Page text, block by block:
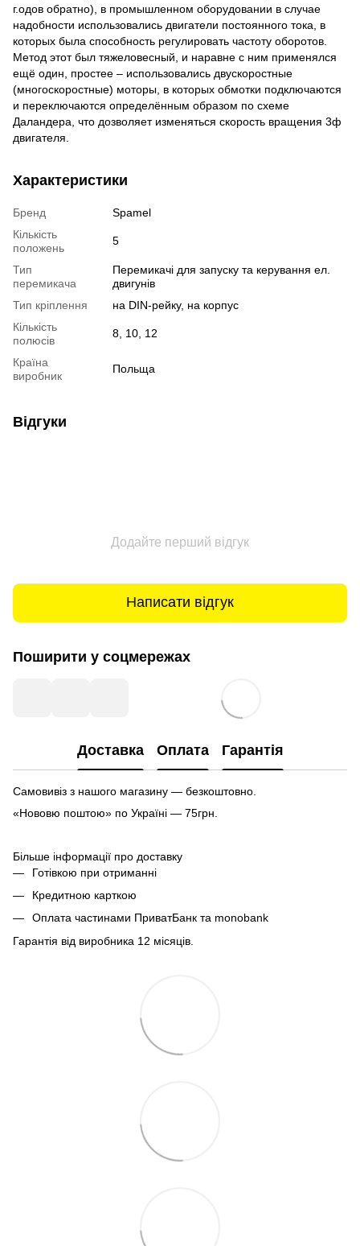
г.одов обратно), в промышленном оборудовании в случае
надобности использовались двигатели постоянного тока, в
которых была способность регулировать частоту оборотов.
Метод этот был тяжеловесный, и наравне с ним применялся
ещё один, простее – использовались двускоростные
(многоскоростные) моторы, в которых обмотки подключаются
и переключаются определённым образом по схеме
Даландера, что дозволяет изменяться скорость вращения 3ф
двигателя.
Характеристики
Бренд
Spamel
Кількість
положень
5
Тип
перемикача
Перемикачі для запуску та керування ел.
двигунів
Тип кріплення
на DIN-рейку, на корпус
Кількість
полюсів
8, 10, 12
Країна
виробник
Польща
Відгуки
Додайте перший відгук
Написати відгук
Поширити у соцмережах
Доставка Оплата Гарантія
Самовивіз з нашого магазину — безкоштовно.
«Нововю поштою» по Україні — 75грн.
Більше інформації про доставку
Готівкою при отриманні
Кредитною карткою
Оплата частинами ПриватБанк та monobank
Гарантія від виробника 12 місяців.